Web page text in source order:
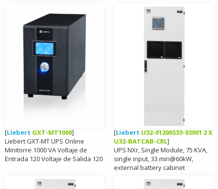
[Liebert GXT-MT1000]
Liebert GXT-MT UPS Online
Minitorre 1000 VA Voltaje de
Entrada 120 Voltaje de Salida 120
[Liebert U32-01200533-03001 2 X
U32-BATCAB-CRL]
UPS NXr, Single Module, 75 KVA,
single input, 33 min@60kW,
external battery cabinet